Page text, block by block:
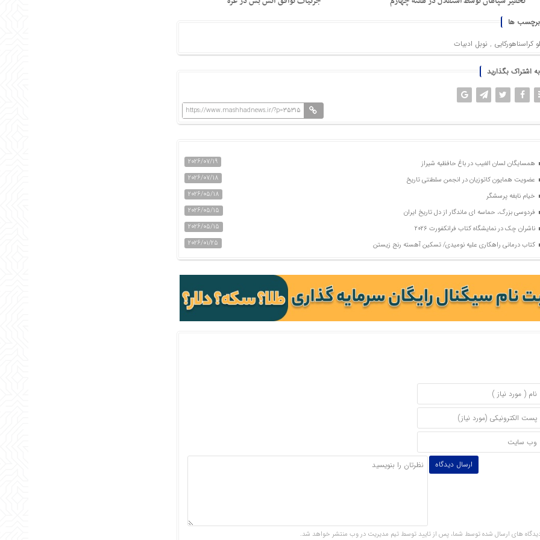
برچسب ها
کراسناهورکایی , نوبل ادبیات
به اشتراک بگذارید
https://www.mashhadnews.ir/?p=35315
همسایگان لسان الغیب در باغ حافظیه شیراز
2026/07/19
عضویت همایون کاتوزیان در انجمن سلطنتی تاریخ
2026/07/18
خیام نابغه پرسشگر
2026/05/18
فردوسی بزرگ، حماسه ای ماندگار از دل تاریخ ایران
2026/05/15
ناشران چک در نمایشگاه کتاب فرانکفورت ۲۰۲۶
2026/05/15
کتاب درمانی راهکاری علیه نومیدی/ تسکین آهسته رنج زیستن
2026/01/25
های ارسال شده توسط شما، پس از تایید توسط تیم مدیریت در وب منتشر خواهد شد.